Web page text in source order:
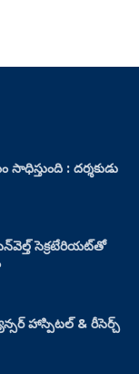
: దర్శకుడు
సెక్రటేరియట్‌తో
హాస్పిటల్ & రీసెర్చ్